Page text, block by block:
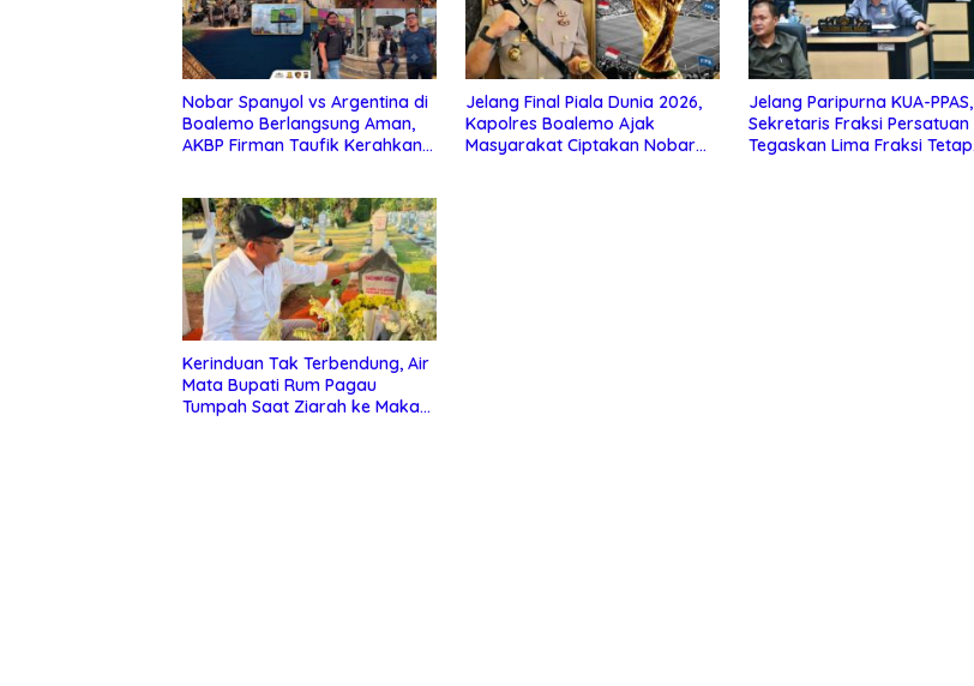
Nobar Spanyol vs Argentina di
Boalemo Berlangsung Aman,
AKBP Firman Taufik Kerahkan
Jelang Final Piala Dunia 2026,
Kapolres Boalemo Ajak
Masyarakat Ciptakan Nobar
Jelang Paripurna KUA-PPAS,
Sekretaris Fraksi Persatuan
Tegaskan Lima Fraksi Tetap
Kerinduan Tak Terbendung, Air
Mata Bupati Rum Pagau
Tumpah Saat Ziarah ke Makam